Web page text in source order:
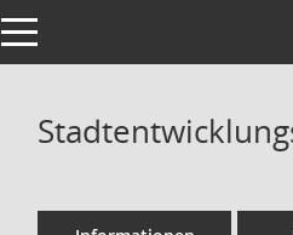
Toggle navigation